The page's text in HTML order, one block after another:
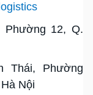
Phường 12, Q.
Thái, Phường
Nội